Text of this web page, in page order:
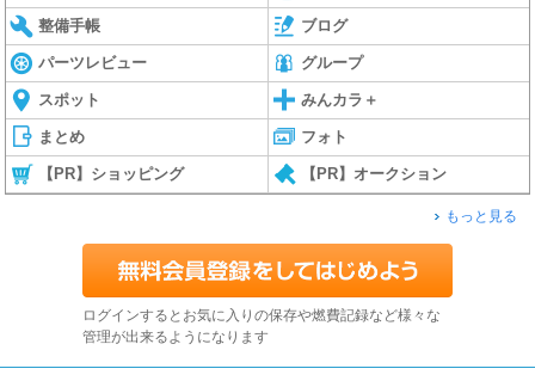
整備手帳 ブログ
パーツレビュー グループ
スポット みんカラ＋
まとめ フォト
【PR】ショッピング 【PR】オークション
もっと見る
ログインするとお気に入りの保存や燃費記録など様々な
管理が出来るようになります